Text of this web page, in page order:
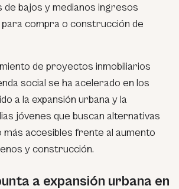
de bajos y medianos ingresos
compra o construcción de
de proyectos inmobiliarios
social se ha acelerado en los
a la expansión urbana y la
jóvenes que buscan alternativas
más accesibles frente al aumento
y construcción.
a expansión urbana en